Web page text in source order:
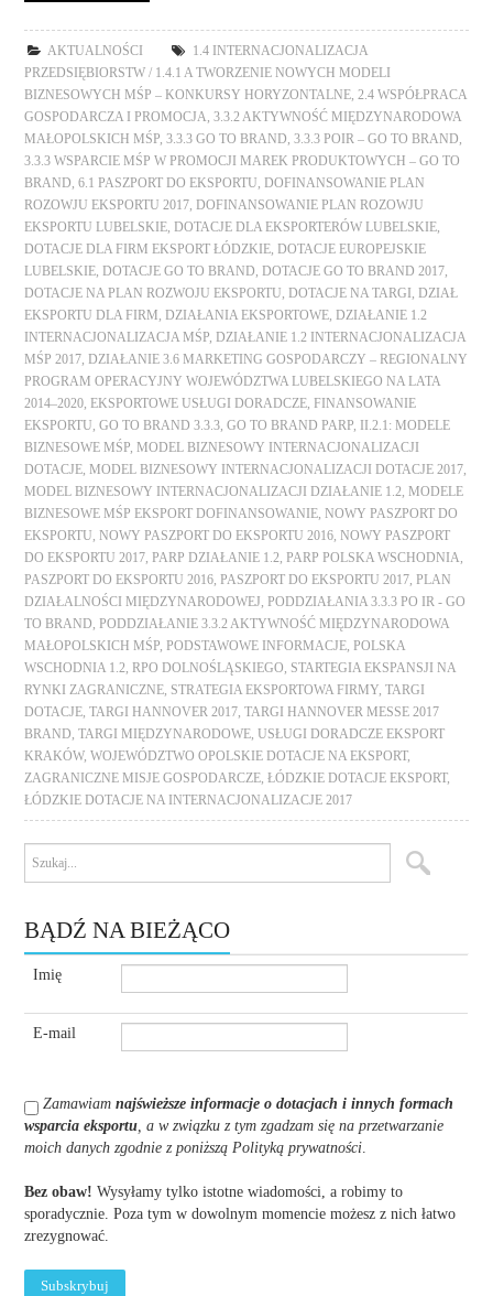
AKTUALNOŚCI
1.4 INTERNACJONALIZACJA
PRZEDSIĘBIORSTW / 1.4.1 A TWORZENIE NOWYCH MODELI
BIZNESOWYCH MŚP – KONKURSY HORYZONTALNE,2.4 WSPÓŁPRACA
GOSPODARCZA I PROMOCJA,3.3.2 AKTYWNOŚĆ MIĘDZYNARODOWA
MAŁOPOLSKICH MŚP,3.3.3 GO TO BRAND,3.3.3 POIR – GO TO BRAND,
3.3.3 WSPARCIE MŚP W PROMOCJI MAREK PRODUKTOWYCH – GO TO
BRAND,6.1 PASZPORT DO EKSPORTU,DOFINANSOWANIE PLAN
ROZOWJU EKSPORTU 2017,DOFINANSOWANIE PLAN ROZOWJU
EKSPORTU LUBELSKIE,DOTACJE DLA EKSPORTERÓW LUBELSKIE,
DOTACJE DLA FIRM EKSPORT ŁÓDZKIE,DOTACJE EUROPEJSKIE
LUBELSKIE,DOTACJE GO TO BRAND,DOTACJE GO TO BRAND 2017,
DOTACJE NA PLAN ROZWOJU EKSPORTU,DOTACJE NA TARGI ,DZIAŁ
EKSPORTU DLA FIRM,DZIAŁANIA EKSPORTOWE,DZIAŁANIE 1.2
INTERNACJONALIZACJA MŚP,DZIAŁANIE 1.2 INTERNACJONALIZACJA
MŚP 2017,DZIAŁANIE 3.6 MARKETING GOSPODARCZY – REGIONALNY
PROGRAM OPERACYJNY WOJEWÓDZTWA LUBELSKIEGO NA LATA
2014–2020,EKSPORTOWE USŁUGI DORADCZE, FINANSOWANIE
EKSPORTU,GO TO BRAND 3.3.3,GO TO BRAND PARP,
II.2.1: MODELE
BIZNESOWE MŚP,MODEL BIZNESOWY INTERNACJONALIZACJI
DOTACJE,MODEL BIZNESOWY INTERNACJONALIZACJI DOTACJE 2017,
MODEL BIZNESOWY INTERNACJONALIZACJI DZIAŁANIE 1.2,MODELE
BIZNESOWE MŚP EKSPORT DOFINANSOWANIE,NOWY PASZPORT DO
EKSPORTU,NOWY PASZPORT DO EKSPORTU 2016,NOWY PASZPORT
DO EKSPORTU 2017, PARP DZIAŁANIE 1.2, PARP POLSKA WSCHODNIA,
PASZPORT DO EKSPORTU 2016, PASZPORT DO EKSPORTU 2017, PLAN
DZIAŁALNOŚCI MIĘDZYNARODOWEJ, PODDZIAŁANIA 3.3.3 PO IR - GO
TO BRAND, PODDZIAŁANIE 3.3.2 AKTYWNOŚĆ MIĘDZYNARODOWA
MAŁOPOLSKICH MŚP, PODSTAWOWE INFORMACJE, POLSKA
WSCHODNIA 1.2, RPO DOLNOŚLĄSKIEGO, STARTEGIA EKSPANSJI NA
RYNKI ZAGRANICZNE, STRATEGIA EKSPORTOWA FIRMY,TARGI
DOTACJE,TARGI HANNOVER 2017,TARGI HANNOVER MESSE 2017
BRAND,TARGI MIĘDZYNARODOWE, USŁUGI DORADCZE EKSPORT
KRAKÓW, WOJEWÓDZTWO OPOLSKIE DOTACJE NA EKSPORT,
ZAGRANICZNE MISJE GOSPODARCZE,ŁÓDZKIE DOTACJE EKSPORT,
ŁÓDZKIE DOTACJE NA INTERNACJONALIZACJE 2017
BĄDŹ NA BIEŻĄCO
Imię
E-mail
Zamawiamnajświeższe informacje o dotacjach i innych formach
wsparcia eksportu, a w związku z tym zgadzam się na przetwarzanie
moich danych zgodnie z poniższą Polityką prywatności.
Bez obaw! Wysyłamy tylko istotne wiadomości, a robimy to
sporadycznie. Poza tym w dowolnym momencie możesz z nich łatwo
zrezygnować.